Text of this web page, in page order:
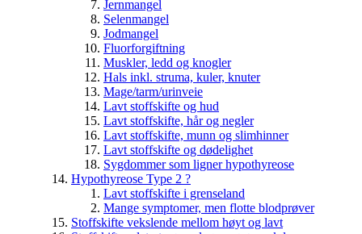
Jernmangel
Selenmangel
Jodmangel
Fluorforgiftning
Muskler, ledd og knogler
Hals inkl. struma, kuler, knuter
Mage/tarm/urinveie
Lavt stoffskifte og hud
Lavt stoffskifte, hår og negler
Lavt stoffskifte, munn og slimhinner
Lavt stoffskifte og dødelighet
Sygdommer som ligner hypothyreose
Hypothyreose Type 2 ?
Lavt stoffskifte i grenseland
Mange symptomer, men flotte blodprøver
Stoffskifte vekslende mellom høyt og lavt